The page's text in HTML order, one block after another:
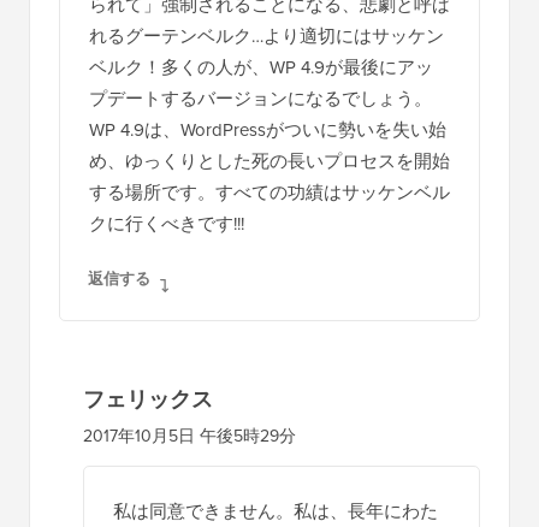
れるグーテンベルク…より適切にはサッケン
ベルク！多くの人が、WP 4.9が最後にアッ
プデートするバージョンになるでしょう。
WP 4.9は、WordPressがついに勢いを失い始
め、ゆっくりとした死の長いプロセスを開始
する場所です。すべての功績はサッケンベル
クに行くべきです!!!
返信する
フェリックス
2017年10月5日 午後5時29分
私は同意できません。私は、長年にわた